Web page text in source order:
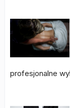
profesjonalne